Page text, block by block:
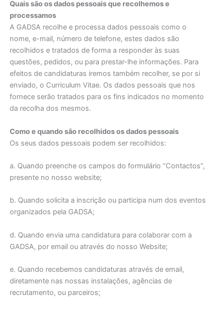
Quais são os dados pessoais que recolhemos e
processamos
A GADSA recolhe e processa dados pessoais como o
nome, e-mail, número de telefone, estes dados são
recolhidos e tratados de forma a responder às suas
questões, pedidos, ou para prestar-lhe informações. Para
efeitos de candidaturas iremos também recolher, se por si
enviado, o Curriculum Vitae. Os dados pessoais que nos
fornece serão tratados para os fins indicados no momento
da recolha dos mesmos.
Como e quando são recolhidos os dados pessoais
Os seus dados pessoais podem ser recolhidos:
a. Quando preenche os campos do formulário “Contactos”,
presente no nosso website;
b. Quando solicita a inscrição ou participa num dos eventos
organizados pela GADSA;
d. Quando envia uma candidatura para colaborar com a
GADSA, por email ou através do nosso Website;
e. Quando recebemos candidaturas através de email,
diretamente nas nossas instalações, agências de
recrutamento, ou parceiros;